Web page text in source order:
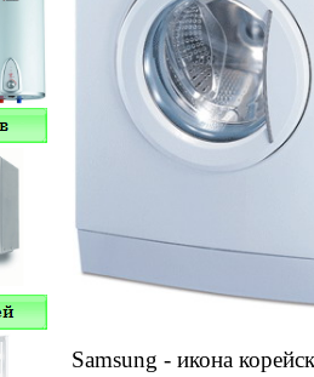
Samsung - икона